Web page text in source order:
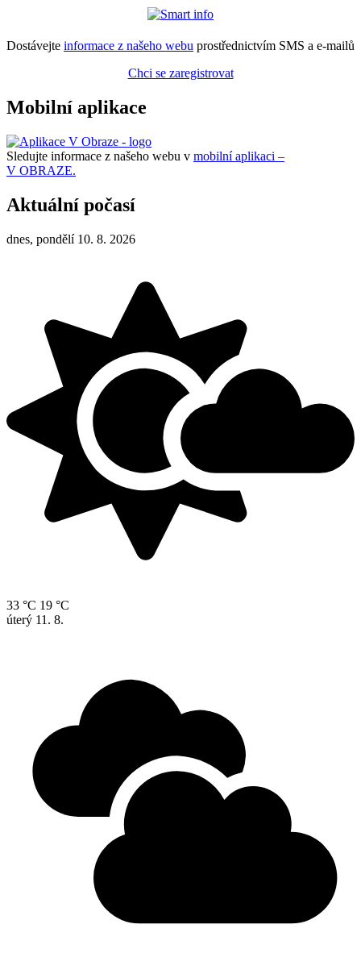
Dostávejte informace z našeho webu prostřednictvím SMS a e-mailů
Chci se zaregistrovat
Mobilní aplikace
Sledujte informace z našeho webu v mobilní aplikaci –
V OBRAZE.
Aktuální počasí
dnes, pondělí 10. 8. 2026
33 °C 19 °C
úterý 11. 8.